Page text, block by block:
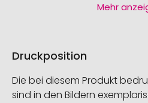
Mehr
Druckposition
Die bei diesem Produkt
sind in den Bildern